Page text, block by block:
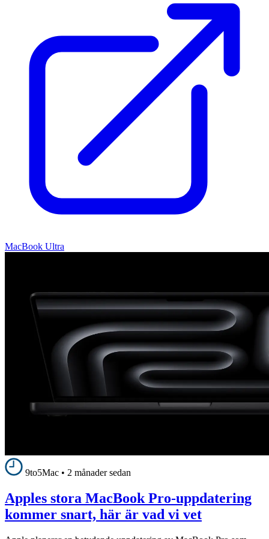
MacBook Ultra
9to5Mac • 2 månader sedan
Apples stora MacBook Pro-uppdatering
kommer snart, här är vad vi vet